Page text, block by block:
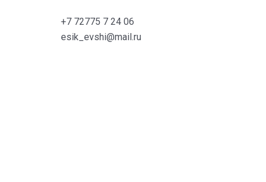
+7 72775 7 24 06
esik_evshi@mail.ru